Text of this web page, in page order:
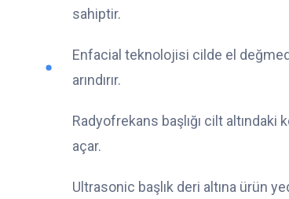
sahiptir.
Enfacial teknolojisi cilde el
arındırır.
Radyofrekans başlığı cilt altındaki
açar.
Ultrasonic başlık deri altına ürün